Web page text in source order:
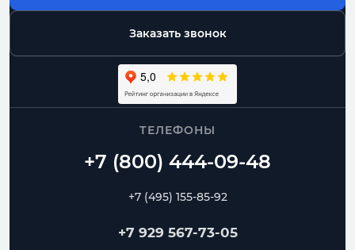
Заказать звонок
ТЕЛЕФОНЫ
+7 (495) 155-85-92
+7 929 567-73-05